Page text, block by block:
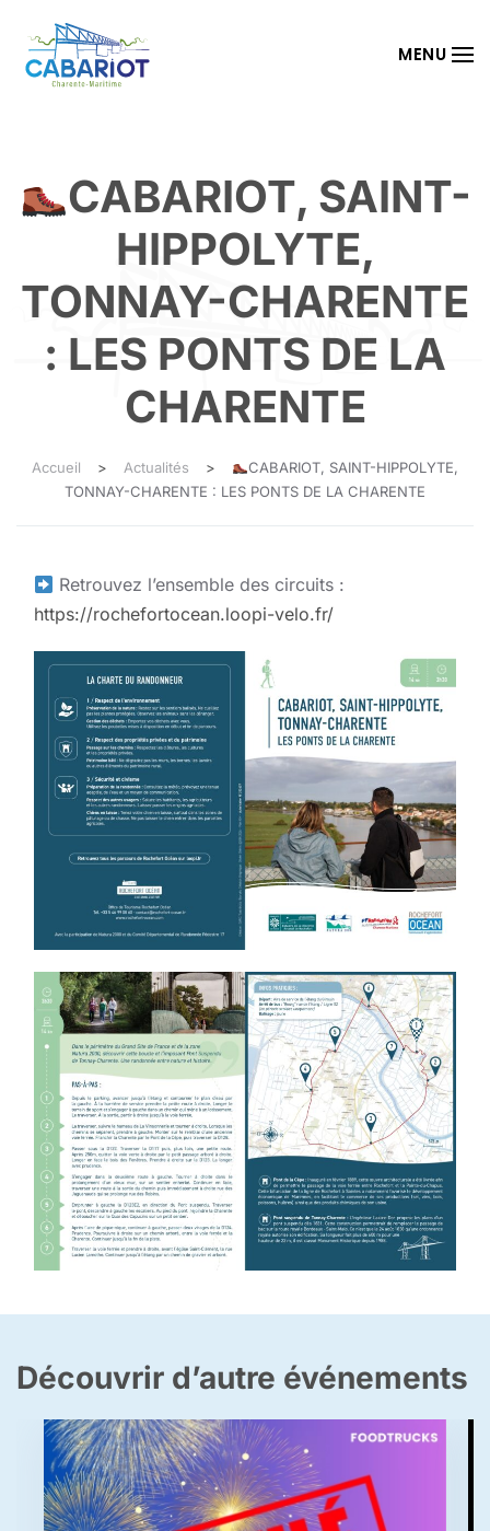
Passer au contenu principal MENU
CABARIOT, SAINT-
HIPPOLYTE,
TONNAY-CHARENTE
: LES PONTS DE LA
CHARENTE
Accueil Actualités
CABARIOT, SAINT-HIPPOLYTE,
TONNAY-CHARENTE : LES PONTS DE LA CHARENTE
Retrouvez l’ensemble des circuits :
https://rochefortocean.loopi-velo.fr/
Découvrir d’autre événements